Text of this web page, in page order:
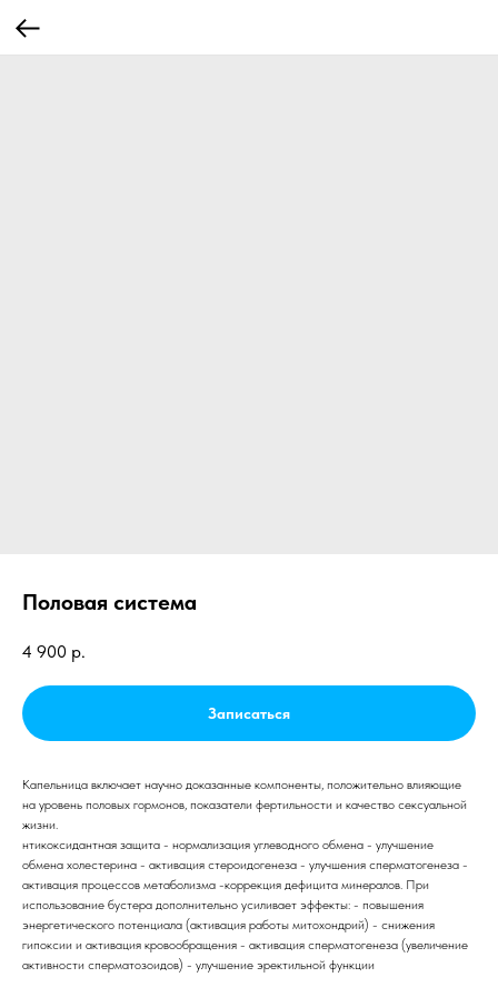
Половая система
4 900 р.
Записаться
Капельница включает научно доказанные компоненты, положительно влияющие
на уровень половых гормонов, показатели фертильности и качество сексуальной
жизни.
нтикоксидантная защита - нормализация углеводного обмена - улучшение
обмена холестерина - активация стероидогенеза - улучшения сперматогенеза -
активация процессов метаболизма -коррекция дефицита минералов. При
использование бустера дополнительно усиливает эффекты: - повышения
энергетического потенциала (активация работы митохондрий) - снижения
гипоксии и активация кровообращения - активация сперматогенеза (увеличение
активности сперматозоидов) - улучшение эректильной функции